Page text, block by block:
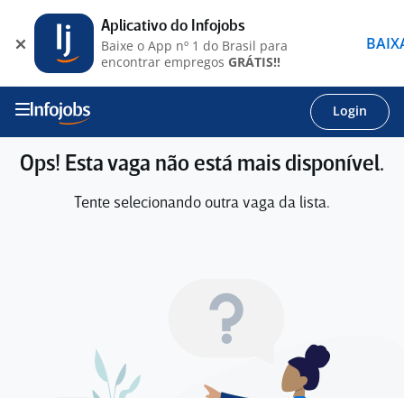
Login
Ops! Esta vaga não está mais disponível.
Tente selecionando outra vaga da lista.
Aplicativo do Infojobs
Baixe o App nº 1 do Brasil para
encontrar empregos GRÁTIS!!